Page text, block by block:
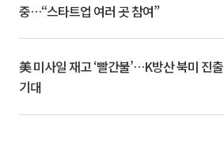
중…“스타트업 여러 곳 참여”
美 미사일 재고 ‘빨간불’…K방산 북미 진출
기대